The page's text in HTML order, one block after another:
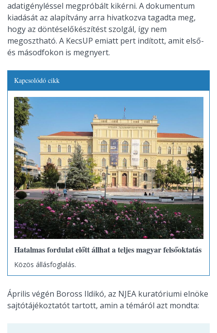
adatigényléssel megpróbált kikérni. A dokumentum
kiadását az alapítvány arra hivatkozva tagadta meg,
hogy az döntéselőkészítést szolgál, így nem
megosztható. A KecsUP emiatt pert indított, amit első-
és másodfokon is megnyert.
Kapcsolódó cikk
Hatalmas fordulat előtt állhat a teljes magyar felsőoktatás
Közös állásfoglalás.
Április végén Boross Ildikó, az NJEA kuratóriumi elnöke
sajtótájékoztatót tartott, amin a témáról azt mondta: